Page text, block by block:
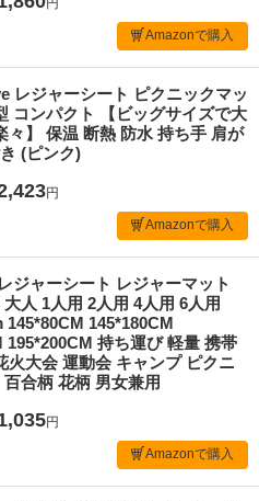
円
Amazonで購入
レジャーシート ピクニックマッ
コンパクト 【ビッグサイズで大
々】 保温 断熱 防水 持ち手 肩が
(ピンク)
円
Amazonで購入
ジャーシート レジャーマット
人 1人用 2人用 4人用 6人用
145*80CM 145*180CM
195*200CM 持ち運び 軽量 携帯
火大会 運動会 キャンプ ピクニ
百合柄 花柄 男女兼用
円
Amazonで購入